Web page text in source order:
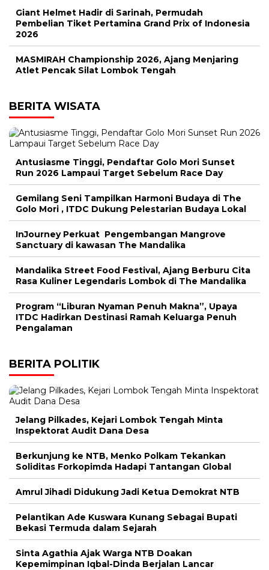
Giant Helmet Hadir di Sarinah, Permudah
Pembelian Tiket Pertamina Grand Prix of Indonesia
2026
MASMIRAH Championship 2026, Ajang Menjaring
Atlet Pencak Silat Lombok Tengah
BERITA WISATA
Antusiasme Tinggi, Pendaftar Golo Mori Sunset
Run 2026 Lampaui Target Sebelum Race Day
Gemilang Seni Tampilkan Harmoni Budaya di The
Golo Mori , ITDC Dukung Pelestarian Budaya Lokal
InJourney Perkuat Pengembangan Mangrove
Sanctuary di kawasan The Mandalika
Mandalika Street Food Festival, Ajang Berburu Cita
Rasa Kuliner Legendaris Lombok di The Mandalika
Program “Liburan Nyaman Penuh Makna”, Upaya
ITDC Hadirkan Destinasi Ramah Keluarga Penuh
Pengalaman
BERITA POLITIK
Jelang Pilkades, Kejari Lombok Tengah Minta
Inspektorat Audit Dana Desa
Berkunjung ke NTB, Menko Polkam Tekankan
Soliditas Forkopimda Hadapi Tantangan Global
Amrul Jihadi Didukung Jadi Ketua Demokrat NTB
Pelantikan Ade Kuswara Kunang Sebagai Bupati
Bekasi Termuda dalam Sejarah
Sinta Agathia Ajak Warga NTB Doakan
Kepemimpinan Iqbal-Dinda Berjalan Lancar